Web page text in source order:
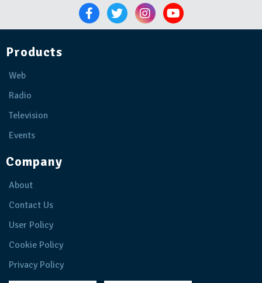
Products
Web
Radio
Television
Events
Company
About
Contact Us
User Policy
Cookie Policy
Privacy Policy